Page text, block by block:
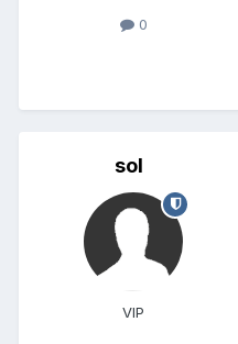
0
sol
VIP